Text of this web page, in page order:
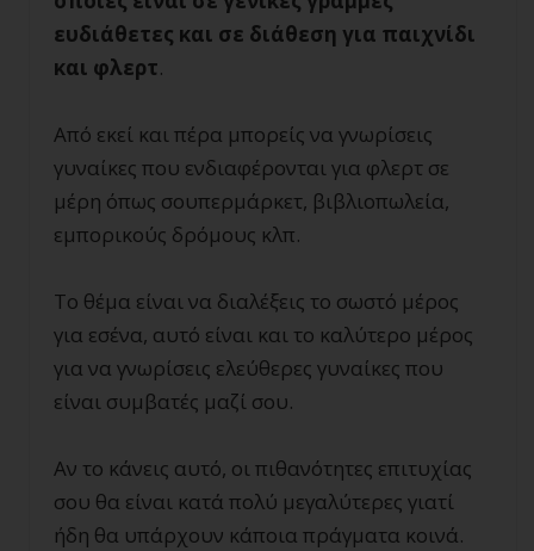
ευδιάθετες και σε διάθεση για παιχνίδι
και φλερτ.
Από εκεί και πέρα μπορείς να γνωρίσεις
γυναίκες που ενδιαφέρονται για φλερτ σε
μέρη όπως σουπερμάρκετ, βιβλιοπωλεία,
εμπορικούς δρόμους κλπ.
Το θέμα είναι να διαλέξεις το σωστό μέρος
για εσένα, αυτό είναι και το καλύτερο μέρος
για να γνωρίσεις ελεύθερες γυναίκες που
είναι συμβατές μαζί σου.
Αν το κάνεις αυτό, οι πιθανότητες επιτυχίας
σου θα είναι κατά πολύ μεγαλύτερες γιατί
ήδη θα υπάρχουν κάποια πράγματα κοινά.